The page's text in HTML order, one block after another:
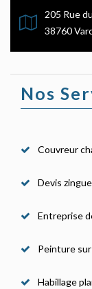
205 Rue
38760
Nos
Couvreur
Devis
Entreprise
Peinture
Habillage